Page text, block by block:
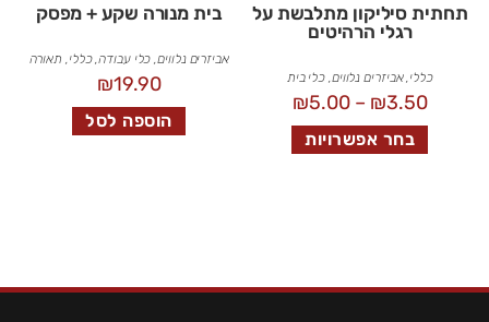
תחתית סיליקון מתלבשת על
רגלי הרהיטים
כללי,אביזרים נלווים, כלי בית
₪3.50
–
₪5.00
בחר אפשרויות
בית מנורה שקע + מפסק
אביזרים נלווים, כלי עבודה,כללי, תאורה
₪19.90
הוספה לסל